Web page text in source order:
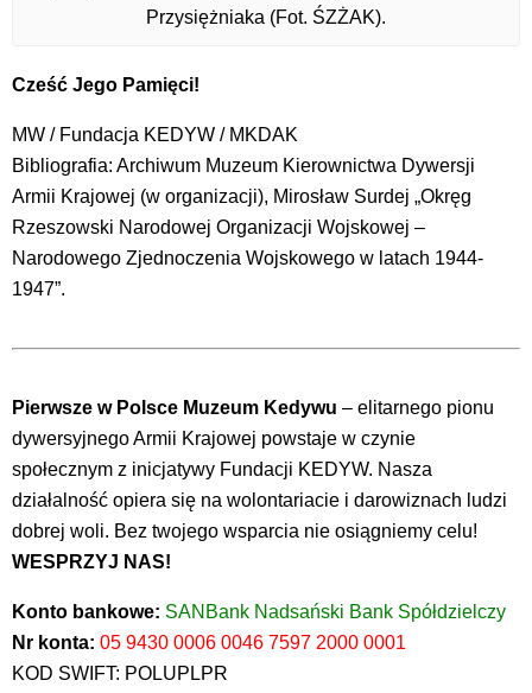
Przysiężniaka (Fot. ŚZŻAK).
Cześć Jego Pamięci!
MW / Fundacja KEDYW / MKDAK
Bibliografia: Archiwum Muzeum Kierownictwa Dywersji
Armii Krajowej (w organizacji), Mirosław Surdej „Okręg
Rzeszowski Narodowej Organizacji Wojskowej –
Narodowego Zjednoczenia Wojskowego w latach 1944-
1947”.
Pierwsze w Polsce Muzeum Kedywu – elitarnego pionu
dywersyjnego Armii Krajowej powstaje w czynie
społecznym z inicjatywy Fundacji KEDYW. Nasza
działalność opiera się na wolontariacie i darowiznach ludzi
dobrej woli. Bez twojego wsparcia nie osiągniemy celu!
WESPRZYJ NAS!
Konto bankowe: SANBank Nadsański Bank Spółdzielczy
Nr konta: 05 9430 0006 0046 7597 2000 0001
KOD SWIFT: POLUPLPR